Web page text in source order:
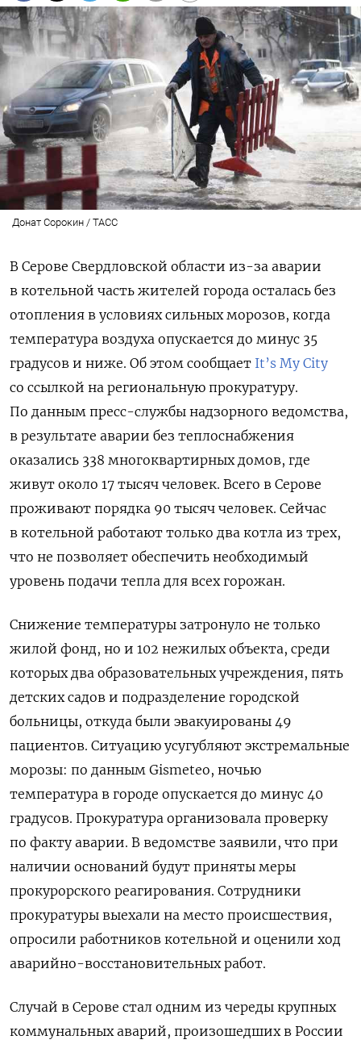
Донат Сорокин / ТАСС
В Серове Свердловской области из-за аварии
в котельной часть жителей города осталась без
отопления в условиях сильных морозов, когда
температура воздуха опускается до минус 35
градусов и ниже. Об этом сообщает It’s My City
со ссылкой на региональную прокуратуру.
По данным пресс-службы надзорного ведомства,
в результате аварии без теплоснабжения
оказались 338 многоквартирных домов, где
живут около 17 тысяч человек. Всего в Серове
проживают порядка 90 тысяч человек. Сейчас
в котельной работают только два котла из трех,
что не позволяет обеспечить необходимый
уровень подачи тепла для всех горожан.
Снижение температуры затронуло не только
жилой фонд, но и 102 нежилых объекта, среди
которых два образовательных учреждения, пять
детских садов и подразделение городской
больницы, откуда были эвакуированы 49
пациентов. Ситуацию усугубляют экстремальные
морозы: по данным Gismeteo, ночью
температура в городе опускается до минус 40
градусов. Прокуратура организовала проверку
по факту аварии. В ведомстве заявили, что при
наличии оснований будут приняты меры
прокурорского реагирования. Сотрудники
прокуратуры выехали на место происшествия,
опросили работников котельной и оценили ход
аварийно-восстановительных работ.
Случай в Серове стал одним из череды крупных
коммунальных аварий, произошедших в России